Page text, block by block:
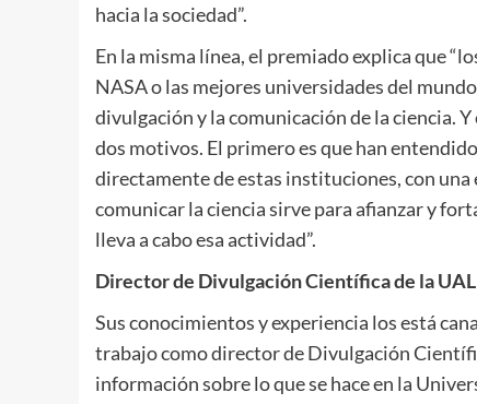
hacia la sociedad”.
En la misma línea, el premiado explica que
NASA o las mejores universidades del
divulgación y la comunicación de la ciencia.
dos motivos. El primero es que han
directamente de estas instituciones, con
comunicar la ciencia sirve para afianzar y
lleva a cabo esa actividad”.
Director de Divulgación Científica de la UAL
Sus conocimientos y experiencia los está
trabajo como director de Divulgación
información sobre lo que se hace en la